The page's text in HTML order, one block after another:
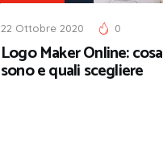
22 Ottobre 2020 0
Logo Maker Online: cosa
sono e quali scegliere